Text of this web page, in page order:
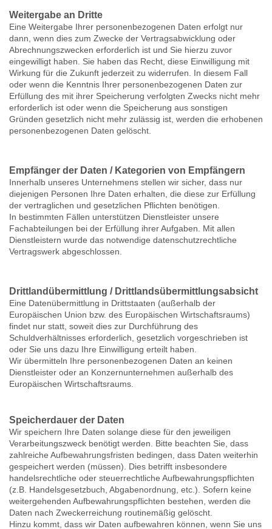
Weitergabe an Dritte
Eine Weitergabe Ihrer personenbezogenen Daten erfolgt nur
dann, wenn dies zum Zwecke der Vertragsabwicklung oder
Abrechnungszwecken erforderlich ist und Sie hierzu zuvor
eingewilligt haben. Sie haben das Recht, diese Einwilligung mit
Wirkung für die Zukunft jederzeit zu widerrufen. In diesem Fall
oder wenn die Kenntnis Ihrer personenbezogenen Daten zur
Erfüllung des mit ihrer Speicherung verfolgten Zwecks nicht mehr
erforderlich ist oder wenn die Speicherung aus sonstigen
Gründen gesetzlich nicht mehr zulässig ist, werden die erhobenen
personenbezogenen Daten gelöscht.
Empfänger der Daten / Kategorien von Empfängern
Innerhalb unseres Unternehmens stellen wir sicher, dass nur
diejenigen Personen Ihre Daten erhalten, die diese zur Erfüllung
der vertraglichen und gesetzlichen Pflichten benötigen.
In bestimmten Fällen unterstützen Dienstleister unsere
Fachabteilungen bei der Erfüllung ihrer Aufgaben. Mit allen
Dienstleistern wurde das notwendige datenschutzrechtliche
Vertragswerk abgeschlossen.
Drittlandübermittlung / Drittlandsübermittlungsabsicht
Eine Datenübermittlung in Drittstaaten (außerhalb der
Europäischen Union bzw. des Europäischen Wirtschaftsraums)
findet nur statt, soweit dies zur Durchführung des
Schuldverhältnisses erforderlich, gesetzlich vorgeschrieben ist
oder Sie uns dazu Ihre Einwilligung erteilt haben.
Wir übermitteln Ihre personenbezogenen Daten an keinen
Dienstleister oder an Konzernunternehmen außerhalb des
Europäischen Wirtschaftsraums.
Speicherdauer der Daten
Wir speichern Ihre Daten solange diese für den jeweiligen
Verarbeitungszweck benötigt werden. Bitte beachten Sie, dass
zahlreiche Aufbewahrungsfristen bedingen, dass Daten weiterhin
gespeichert werden (müssen). Dies betrifft insbesondere
handelsrechtliche oder steuerrechtliche Aufbewahrungspflichten
(z.B. Handelsgesetzbuch, Abgabenordnung, etc.). Sofern keine
weitergehenden Aufbewahrungspflichten bestehen, werden die
Daten nach Zweckerreichung routinemäßig gelöscht.
Hinzu kommt, dass wir Daten aufbewahren können, wenn Sie uns